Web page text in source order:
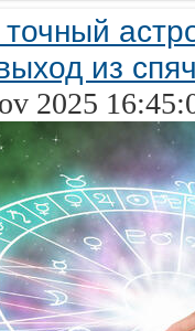
из
2025